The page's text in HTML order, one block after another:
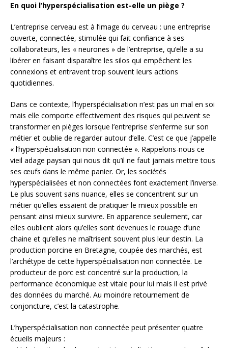
En quoi l’hyperspécialisation est-elle un piège ?
L’entreprise cerveau est à l’image du cerveau : une entreprise
ouverte, connectée, stimulée qui fait confiance à ses
collaborateurs, les « neurones » de l’entreprise, qu’elle a su
libérer en faisant disparaître les silos qui empêchent les
connexions et entravent trop souvent leurs actions
quotidiennes.
Dans ce contexte, l’hyperspécialisation n’est pas un mal en soi
mais elle comporte effectivement des risques qui peuvent se
transformer en pièges lorsque l’entreprise s’enferme sur son
métier et oublie de regarder autour d’elle. C’est ce que j’appelle
« l’hyperspécialisation non connectée ». Rappelons-nous ce
vieil adage paysan qui nous dit qu’il ne faut jamais mettre tous
ses œufs dans le même panier. Or, les sociétés
hyperspécialisées et non connectées font exactement l’inverse.
Le plus souvent sans nuance, elles se concentrent sur un
métier qu’elles essaient de pratiquer le mieux possible en
pensant ainsi mieux survivre. En apparence seulement, car
elles oublient alors qu’elles sont devenues le rouage d’une
chaine et qu’elles ne maîtrisent souvent plus leur destin. La
production porcine en Bretagne, coupée des marchés, est
l’archétype de cette hyperspécialisation non connectée. Le
producteur de porc est concentré sur la production, la
performance économique est vitale pour lui mais il est privé
des données du marché. Au moindre retournement de
conjoncture, c’est la catastrophe.
L’hyperspécialisation non connectée peut présenter quatre
écueils majeurs :